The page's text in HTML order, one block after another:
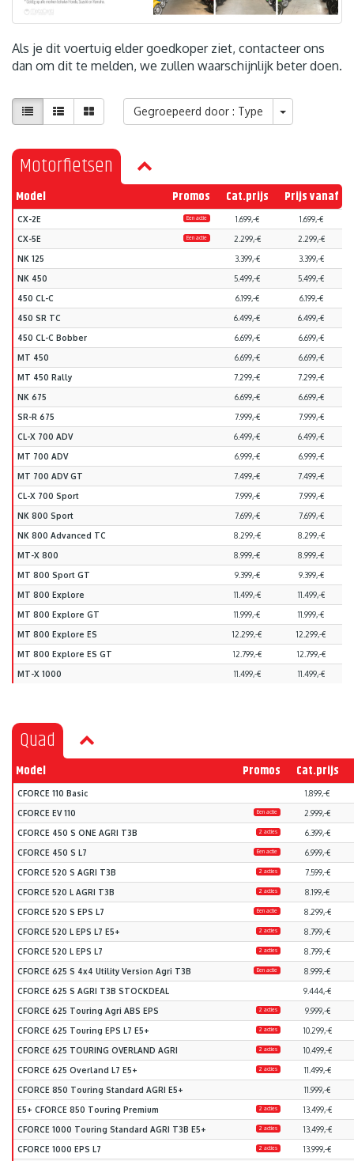
Als je dit voertuig elder goedkoper ziet, contacteer ons
dan om dit te melden, we zullen waarschijnlijk beter doen.
Gegroepeerd door : Type
Motorfietsen
Model Promos Cat.prijs Prijs vanaf
CX-2E Een actie 1.699,-€ 1.699,-€
CX-5E Een actie 2.299,-€ 2.299,-€
NK 125 3.399,-€ 3.399,-€
NK 450 5.499,-€ 5.499,-€
450 CL-C 6.199,-€ 6.199,-€
450 SR TC 6.499,-€ 6.499,-€
450 CL-C Bobber 6.699,-€ 6.699,-€
MT 450 6.699,-€ 6.699,-€
MT 450 Rally 7.299,-€ 7.299,-€
NK 675 6.699,-€ 6.699,-€
SR-R 675 7.999,-€ 7.999,-€
CL-X 700 ADV 6.499,-€ 6.499,-€
MT 700 ADV 6.999,-€ 6.999,-€
MT 700 ADV GT 7.499,-€ 7.499,-€
CL-X 700 Sport 7.999,-€ 7.999,-€
NK 800 Sport 7.699,-€ 7.699,-€
NK 800 Advanced TC 8.299,-€ 8.299,-€
MT-X 800 8.999,-€ 8.999,-€
MT 800 Sport GT 9.399,-€ 9.399,-€
MT 800 Explore 11.499,-€ 11.499,-€
MT 800 Explore GT 11.999,-€ 11.999,-€
MT 800 Explore ES 12.299,-€ 12.299,-€
MT 800 Explore ES GT 12.799,-€ 12.799,-€
MT-X 1000 11.499,-€ 11.499,-€
Quad
Model Promos Cat.prijs
CFORCE 110 Basic 1.899,-€
CFORCE EV 110 Een actie 2.999,-€
CFORCE 450 S ONE AGRI T3B 2 acties 6.399,-€
CFORCE 450 S L7 Een actie 6.999,-€
CFORCE 520 S AGRI T3B 2 acties 7.599,-€
CFORCE 520 L AGRI T3B 2 acties 8.199,-€
CFORCE 520 S EPS L7 Een actie 8.299,-€
CFORCE 520 L EPS L7 E5+ 2 acties 8.799,-€
CFORCE 520 L EPS L7 2 acties 8.799,-€
CFORCE 625 S 4x4 Utility Version Agri T3B Een actie 8.999,-€
CFORCE 625 S AGRI T3B STOCKDEAL 9.444,-€
CFORCE 625 Touring Agri ABS EPS 2 acties 9.999,-€
CFORCE 625 Touring EPS L7 E5+ 2 acties 10.299,-€
CFORCE 625 TOURING OVERLAND AGRI 2 acties 10.499,-€
CFORCE 625 Overland L7 E5+ 2 acties 11.499,-€
CFORCE 850 Touring Standard AGRI E5+ 11.999,-€
E5+ CFORCE 850 Touring Premium 2 acties 13.499,-€
CFORCE 1000 Touring Standard AGRI T3B E5+ 2 acties 13.499,-€
CFORCE 1000 EPS L7 2 acties 13.999,-€